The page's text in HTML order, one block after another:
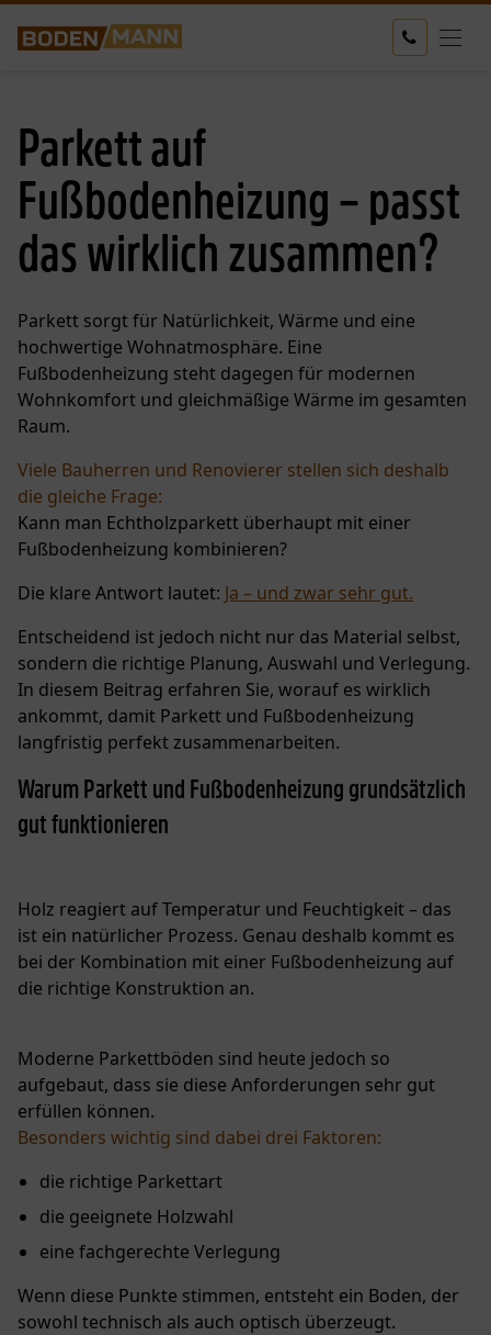
Parkett auf
Fußbodenheizung – passt
das wirklich zusammen?
Parkett sorgt für Natürlichkeit, Wärme und eine
hochwertige Wohnatmosphäre. Eine
Fußbodenheizung steht dagegen für modernen
Wohnkomfort und gleichmäßige Wärme im gesamten
Raum.
Viele Bauherren und Renovierer stellen sich deshalb
die gleiche Frage:
Kann man Echtholzparkett überhaupt mit einer
Fußbodenheizung kombinieren?
Die klare Antwort lautet: Ja – und zwar sehr gut.
Entscheidend ist jedoch nicht nur das Material selbst,
sondern die richtige Planung, Auswahl und Verlegung.
In diesem Beitrag erfahren Sie, worauf es wirklich
ankommt, damit Parkett und Fußbodenheizung
langfristig perfekt zusammenarbeiten.
Warum Parkett und Fußbodenheizung grundsätzlich
gut funktionieren
Holz reagiert auf Temperatur und Feuchtigkeit – das
ist ein natürlicher Prozess. Genau deshalb kommt es
bei der Kombination mit einer Fußbodenheizung auf
die richtige Konstruktion an.
Moderne Parkettböden sind heute jedoch so
aufgebaut, dass sie diese Anforderungen sehr gut
erfüllen können.
Besonders wichtig sind dabei drei Faktoren:
die richtige Parkettart
die geeignete Holzwahl
eine fachgerechte Verlegung
Wenn diese Punkte stimmen, entsteht ein Boden, der
sowohl technisch als auch optisch überzeugt.